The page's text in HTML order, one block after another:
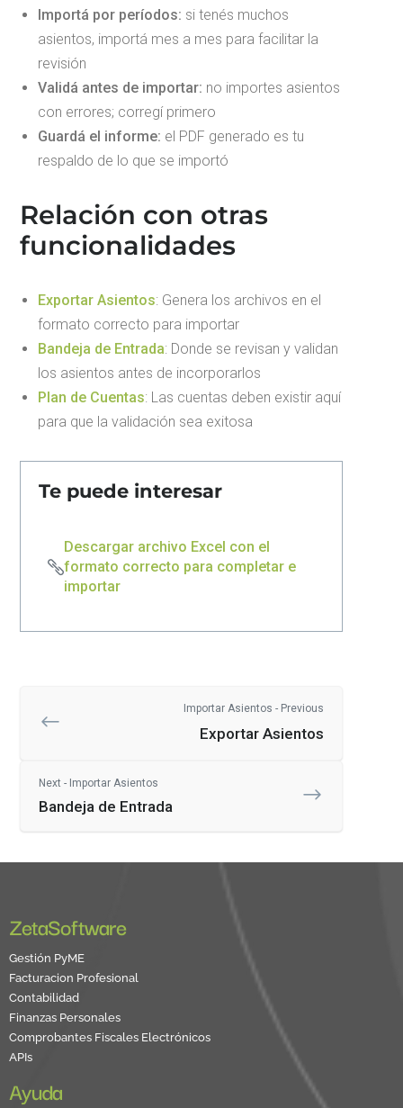
Importá por períodos: si tenés muchos
asientos, importá mes a mes para facilitar la
revisión
Validá antes de importar: no importes asientos
con errores; corregí primero
Guardá el informe: el PDF generado es tu
respaldo de lo que se importó
Relación con otras
funcionalidades
Exportar Asientos: Genera los archivos en el
formato correcto para importar
Bandeja de Entrada: Donde se revisan y validan
los asientos antes de incorporarlos
Plan de Cuentas: Las cuentas deben existir aquí
para que la validación sea exitosa
Te puede interesar
Descargar archivo Excel con el
formato correcto para completar e
importar
Importar Asientos - Previous
Exportar Asientos
Next - Importar Asientos
Bandeja de Entrada
ZetaSoftware
Gestión PyME
Facturacion Profesional
Contabilidad
Finanzas Personales
Comprobantes Fiscales Electrónicos
APIs
Ayuda